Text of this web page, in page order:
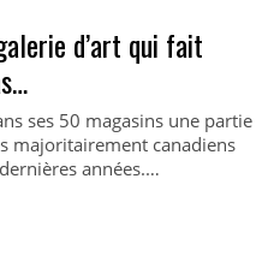
d’art qui fait
ses 50 magasins une partie
majoritairement canadiens
années.…